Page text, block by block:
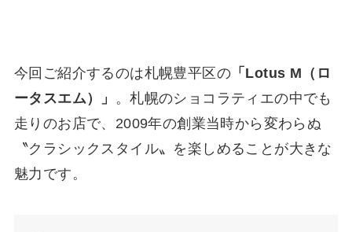
今回ご紹介するのは札幌豊平区の「Lotus M（ロ
ータスエム）」 。札幌のショコラティエの中でも
走りのお店で、2009年の創業当時から変わらぬ
〝クラシックスタイル〟を楽しめることが大きな
魅力です。